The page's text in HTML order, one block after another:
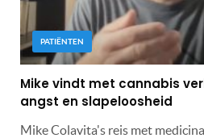
PATIËNTEN
Mike vindt met cannabis
angst en slapeloosheid
Mike Colavita's reis met